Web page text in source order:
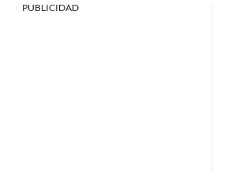
PUBLICIDAD